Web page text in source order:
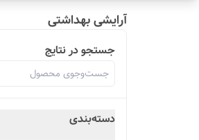
آرایشی بهداشتی
جستجو در نتایج
دسته‌بندی